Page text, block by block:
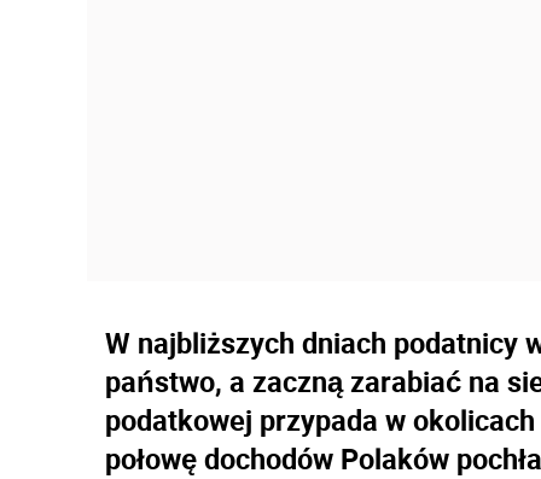
W najbliższych dniach podatnicy
państwo, a zaczną zarabiać na
podatkowej przypada w
połowę dochodów Polaków